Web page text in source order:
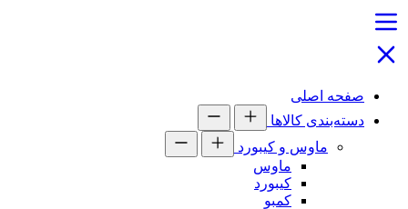
صفحه اصلی
دسته‌بندی کالاها
ماوس و کیبورد
ماوس
کیبورد
کمبو